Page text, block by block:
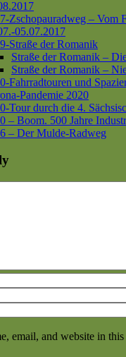
Zschopauradweg – Vom
05.07.2017
Straße der Romanik
Straße der Romanik –
Straße der Romanik –
Fahrradtouren und
Pandemie 2020
Tour durch die 4.
– Boom. 500 Jahre
– Der Mulde-Radweg
email, and website in